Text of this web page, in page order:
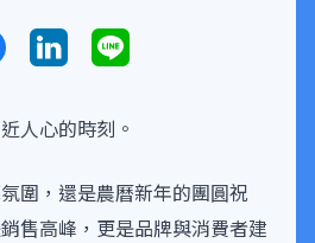
人心的時刻。
圍，還是農曆新年的團圓祝
售高峰，更是品牌與消費者建